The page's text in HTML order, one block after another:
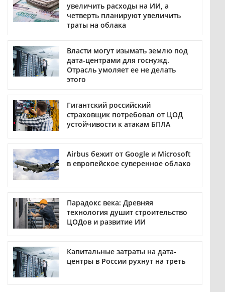
увеличить расходы на ИИ, а
четверть планируют увеличить
траты на облака
Власти могут изымать землю под
дата-центрами для госнужд.
Отрасль умоляет ее не делать
этого
Гигантский российский
страховщик потребовал от ЦОД
устойчивости к атакам БПЛА
Airbus бежит от Google и Microsoft
в европейское суверенное облако
Парадокс века: Древняя
технология душит строительство
ЦОДов и развитие ИИ
Капитальные затраты на дата-
центры в России рухнут на треть